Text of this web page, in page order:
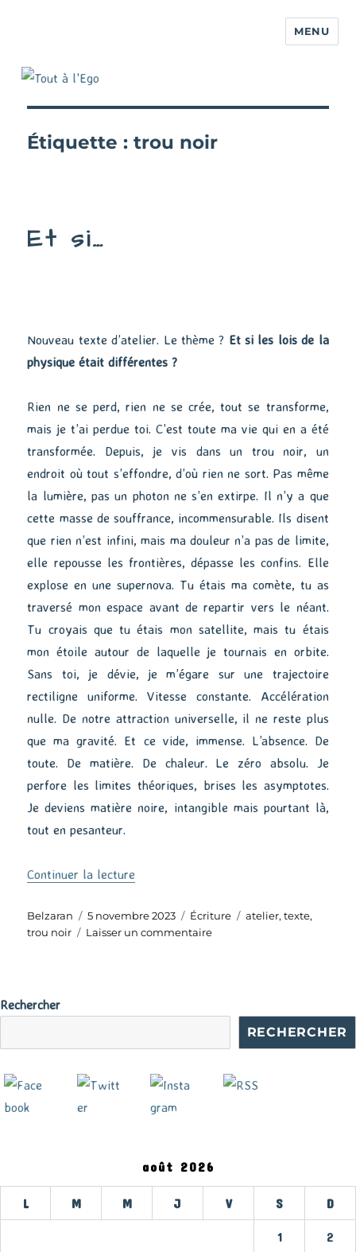
MENU
Étiquette :trou noir
Et si…
Nouveau texte d’atelier. Le thème ? Et si les lois de la
physique était différentes ?
Rien ne se perd, rien ne se crée, tout se transforme,
mais je t’ai perdue toi. C’est toute ma vie qui en a été
transformée. Depuis, je vis dans un trou noir, un
endroit où tout s’effondre, d’où rien ne sort. Pas même
la lumière, pas un photon ne s’en extirpe. Il n’y a que
cette masse de souffrance, incommensurable. Ils disent
que rien n’est infini, mais ma douleur n’a pas de limite,
elle repousse les frontières, dépasse les confins. Elle
explose en une supernova. Tu étais ma comète, tu as
traversé mon espace avant de repartir vers le néant.
Tu croyais que tu étais mon satellite, mais tu étais
mon étoile autour de laquelle je tournais en orbite.
Sans toi, je dévie, je m’égare sur une trajectoire
rectiligne uniforme. Vitesse constante. Accélération
nulle. De notre attraction universelle, il ne reste plus
que ma gravité. Et ce vide, immense. L’absence. De
toute. De matière. De chaleur. Le zéro absolu. Je
perfore les limites théoriques, brises les asymptotes.
Je deviens matière noire, intangible mais pourtant là,
tout en pesanteur.
Continuer la lecture
Auteur
Belzaran
Publié
le
5 novembre 2023 Catégories
Écriture Étiquettes
atelier,texte,
trou noir
Laisser un commentairesur
Rechercher
RECHERCHER
août 2026
L M M J V S D
1 2